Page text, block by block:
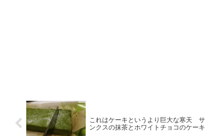
これはケーキというより巨大な寒天 サ
ンクスの抹茶とホワイトチョコのケーキ